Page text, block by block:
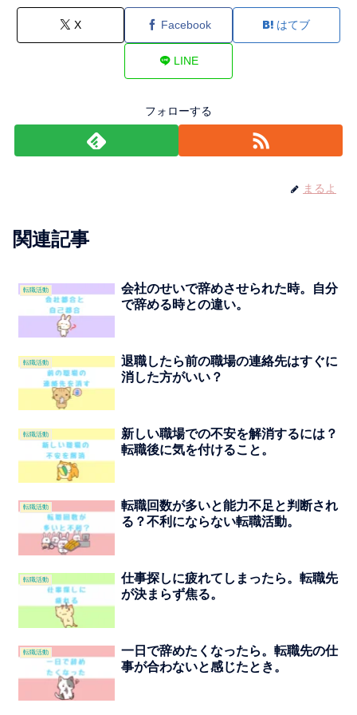
X Facebook はてブ
LINE
フォローする
まるよ
関連記事
転職活動
会社のせいで辞めさせられた時。自分
で辞める時との違い。
転職活動
退職したら前の職場の連絡先はすぐに
消した方がいい？
転職活動
新しい職場での不安を解消するには？
転職後に気を付けること。
転職活動
転職回数が多いと能力不足と判断され
る？不利にならない転職活動。
転職活動
仕事探しに疲れてしまったら。転職先
が決まらず焦る。
転職活動
一日で辞めたくなったら。転職先の仕
事が合わないと感じたとき。￼